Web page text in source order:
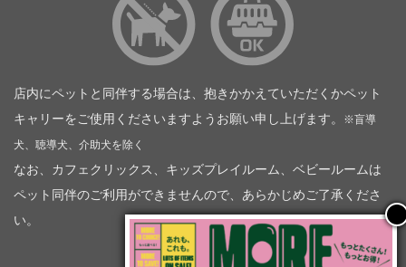
店内にペットと同伴する場合は、抱きかかえていただくかペット
キャリーをご使用くださいますようお願い申し上げます。
※盲導
犬、聴導犬、介助犬を除く
なお、カフェクリックス、キッズプレイルーム、ベビールームは
ペット同伴のご利用ができませんので、あらかじめご了承くださ
い。